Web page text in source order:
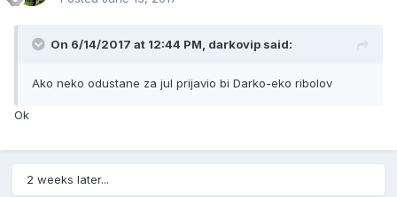
On 6/14/2017 at 12:44 PM, darkovip said:
Ako neko odustane za jul prijavio bi Darko-eko ribolov
Ok
2 weeks later...